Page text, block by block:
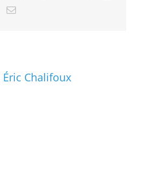
Courriel
Éric Chalifoux